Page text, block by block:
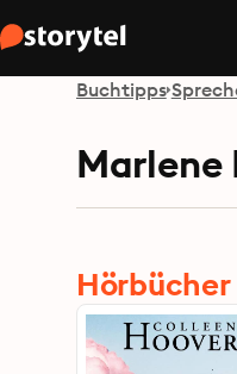
Buchtipps
Marlene